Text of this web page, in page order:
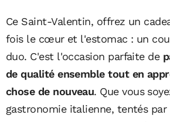
Ce Saint-Valentin, offrez un
fois le cœur et l'estomac : un
duo. C'est l'occasion parfaite de
de qualité ensemble tout en
chose de nouveau. Que vous
gastronomie italienne, tentés par